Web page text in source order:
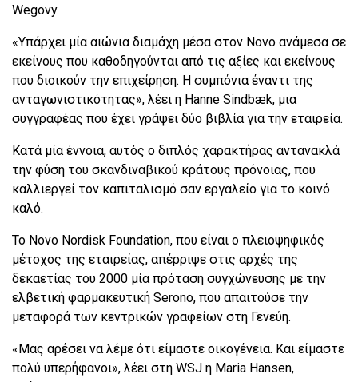
Wegovy.
«Υπάρχει μία αιώνια διαμάχη μέσα στον Novo ανάμεσα σε
εκείνους που καθοδηγούνται από τις αξίες και εκείνους
που διοικούν την επιχείρηση. Η συμπόνια έναντι της
ανταγωνιστικότητας», λέει η Hanne Sindbæk, μια
συγγραφέας που έχει γράψει δύο βιβλία για την εταιρεία.
Κατά μία έννοια, αυτός ο διπλός χαρακτήρας αντανακλά
την φύση του σκανδιναβικού κράτους πρόνοιας, που
καλλιεργεί τον καπιταλισμό σαν εργαλείο για το κοινό
καλό.
Το Novo Nordisk Foundation, που είναι ο πλειοψηφικός
μέτοχος της εταιρείας, απέρριψε στις αρχές της
δεκαετίας του 2000 μία πρόταση συγχώνευσης με την
ελβετική φαρμακευτική Serono, που απαιτούσε την
μεταφορά των κεντρικών γραφείων στη Γενεύη.
«Μας αρέσει να λέμε ότι είμαστε οικογένεια. Και είμαστε
πολύ υπερήφανοι», λέει στη WSJ η Maria Hansen,